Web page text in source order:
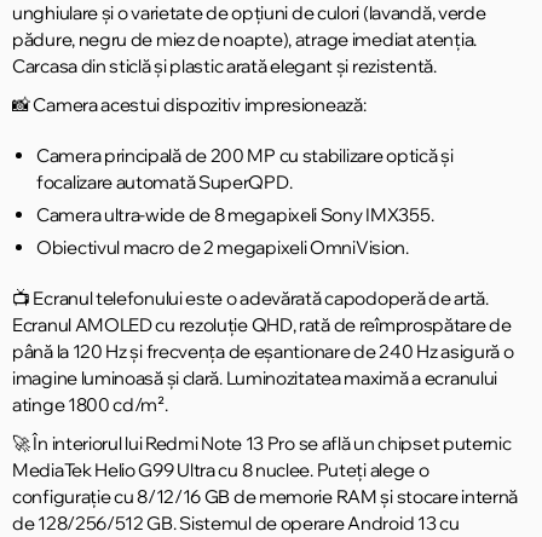
unghiulare și o varietate de opțiuni de culori (lavandă, verde
pădure, negru de miez de noapte), atrage imediat atenția.
Carcasa din sticlă și plastic arată elegant și rezistentă.
📸 Camera acestui dispozitiv impresionează:
Camera principală de 200 MP cu stabilizare optică și
focalizare automată SuperQPD.
Camera ultra-wide de 8 megapixeli Sony IMX355.
Obiectivul macro de 2 megapixeli OmniVision.
📺 Ecranul telefonului este o adevărată capodoperă de artă.
Ecranul AMOLED cu rezoluție QHD, rată de reîmprospătare de
până la 120 Hz și frecvența de eșantionare de 240 Hz asigură o
imagine luminoasă și clară. Luminozitatea maximă a ecranului
atinge 1800 cd/m².
🚀 În interiorul lui Redmi Note 13 Pro se află un chipset puternic
MediaTek Helio G99 Ultra cu 8 nuclee. Puteți alege o
configurație cu 8/12/16 GB de memorie RAM și stocare internă
de 128/256/512 GB. Sistemul de operare Android 13 cu